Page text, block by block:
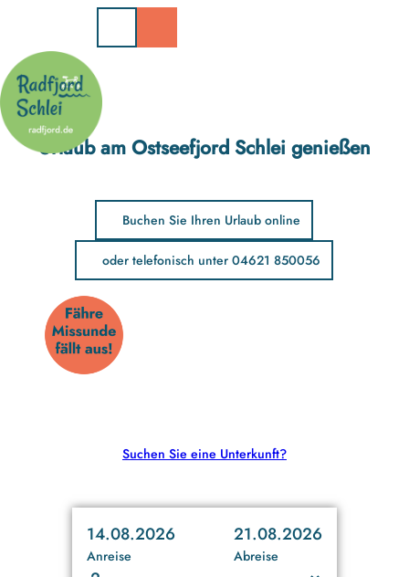
n
h
a
Urlaub am Ostseefjord Schlei genießen
Buchen Sie Ihren Urlaub online
oder telefonisch unter 04621 850056
Suchen Sie eine Unterkunft?
Anreise
14.08.2026
Abreise
21.08.2026